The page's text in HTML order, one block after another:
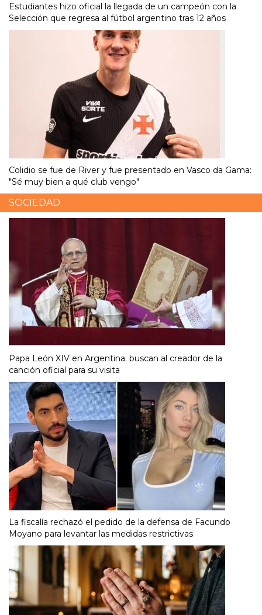
Estudiantes hizo oficial la llegada de un campeón con la
Selección que regresa al fútbol argentino tras 12 años
Colidio se fue de River y fue presentado en Vasco da Gama:
"Sé muy bien a qué club vengo"
SOCIEDAD
Papa León XIV en Argentina: buscan al creador de la
canción oficial para su visita
La fiscalía rechazó el pedido de la defensa de Facundo
Moyano para levantar las medidas restrictivas